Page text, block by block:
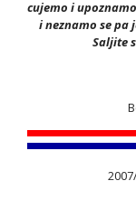
cujemo i
i neznamo se pa
Saljite